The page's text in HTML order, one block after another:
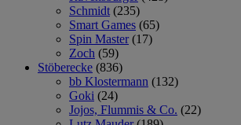
Schmidt (235)
Smart Games (65)
Spin Master (17)
Zoch (59)
Stöberecke (836)
bb Klostermann (132)
Goki (24)
Jojos, Flummis & Co. (22)